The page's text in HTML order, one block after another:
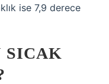
ise 7,9 derece
SICAK